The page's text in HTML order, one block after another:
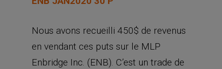
Nous avons recueilli 450$ de revenus
en vendant ces puts sur le MLP
Enbridge Inc. (ENB). C’est un trade de